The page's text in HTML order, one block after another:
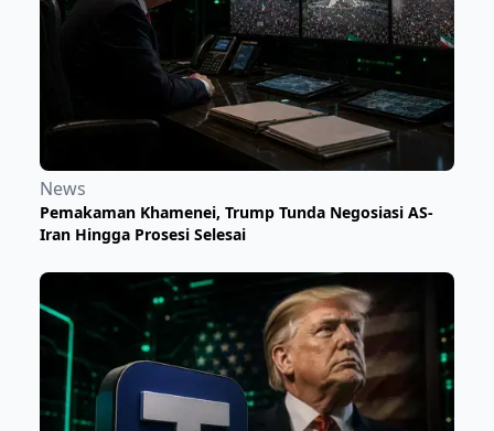
News
Pemakaman Khamenei, Trump Tunda Negosiasi AS-
Iran Hingga Prosesi Selesai